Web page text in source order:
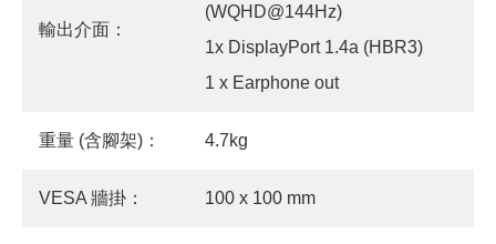
輸出介面：
(WQHD@144Hz)
1x DisplayPort 1.4a (HBR3)
1 x Earphone out
重量 (含腳架)： 4.7kg
VESA 牆掛： 100 x 100 mm